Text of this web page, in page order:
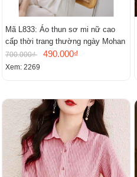
Mã L833: Áo thun sơ mi nữ cao
cấp thời trang thường ngày Mohan
700.000₫ 490.000₫
Xem: 2269